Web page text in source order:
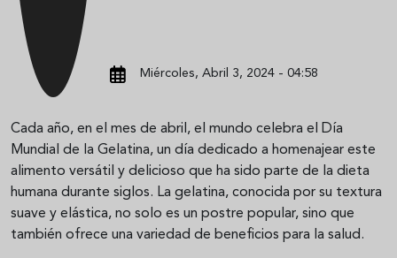
Miércoles, Abril 3, 2024 - 04:58
Cada año, en el mes de abril, el mundo celebra el Día
Mundial de la Gelatina, un día dedicado a homenajear este
alimento versátil y delicioso que ha sido parte de la dieta
humana durante siglos. La gelatina, conocida por su textura
suave y elástica, no solo es un postre popular, sino que
también ofrece una variedad de beneficios para la salud.